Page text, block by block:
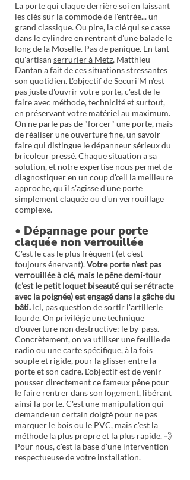
La porte qui claque derrière soi en laissant
les clés sur la commode de l'entrée... un
grand classique. Ou pire, la clé qui se casse
dans le cylindre en rentrant d'une balade le
long de la Moselle. Pas de panique. En tant
qu'artisan serrurier à Metz, Matthieu
Dantan a fait de ces situations stressantes
son quotidien. L'objectif de Securi'M n'est
pas juste d'ouvrir votre porte, c'est de le
faire avec méthode, technicité et surtout,
en préservant votre matériel au maximum.
On ne parle pas de "forcer" une porte, mais
de réaliser une ouverture fine, un savoir-
faire qui distingue le dépanneur sérieux du
bricoleur pressé. Chaque situation a sa
solution, et notre expertise nous permet de
diagnostiquer en un coup d'œil la meilleure
approche, qu'il s'agisse d'une porte
simplement claquée ou d'un verrouillage
complexe.
• Dépannage pour porte
claquée non verrouillée
C'est le cas le plus fréquent (et c'est
toujours énervant).Votre porte n'est pas
verrouillée à clé, mais le pêne demi-tour
(c'est le petit loquet biseauté qui se rétracte
avec la poignée) est engagé dans la gâche du
bâti. Ici, pas question de sortir l'artillerie
lourde. On privilégie une technique
d'ouverture non destructive: le by-pass.
Concrètement, on va utiliser une feuille de
radio ou une carte spécifique, à la fois
souple et rigide, pour la glisser entre la
porte et son cadre. L'objectif est de venir
pousser directement ce fameux pêne pour
le faire rentrer dans son logement, libérant
ainsi la porte. C'est une manipulation qui
demande un certain doigté pour ne pas
marquer le bois ou le PVC, mais c'est la
méthode la plus propre et la plus rapide. 💨
Pour nous, c'est la base d'une intervention
respectueuse de votre installation.